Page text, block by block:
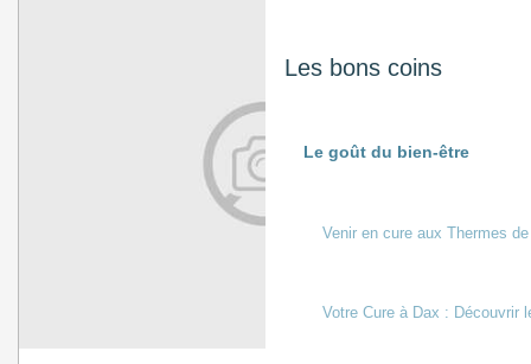
Les bons coins
Le goût du bien-être
Venir en cure aux Thermes
Votre Cure à Dax : Découvrir